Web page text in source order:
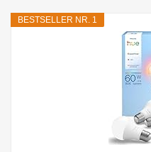
BESTSELLER NR. 1